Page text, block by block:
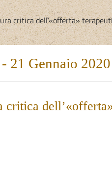
critica dell’«offerta»
21 Gennaio 2020